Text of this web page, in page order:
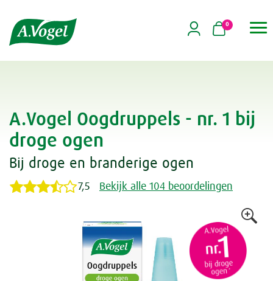
0 
A.Vogel Oogdruppels - nr. 1 bij
droge ogen
Bij droge en branderige ogen
7,5 Bekijk alle 104 beoordelingen